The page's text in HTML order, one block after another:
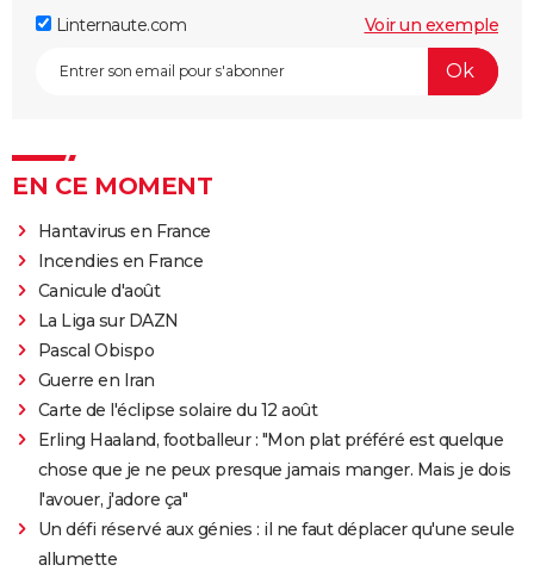
Linternaute.com Voir un exemple
EN CE MOMENT
Hantavirus en France
Incendies en France
Canicule d'août
La Liga sur DAZN
Pascal Obispo
Guerre en Iran
Carte de l'éclipse solaire du 12 août
Erling Haaland, footballeur : "Mon plat préféré est quelque
chose que je ne peux presque jamais manger. Mais je dois
l'avouer, j'adore ça"
Un défi réservé aux génies : il ne faut déplacer qu'une seule
allumette